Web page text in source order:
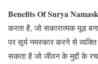
Benefits Of Surya
करता है, जो सकारात्मक मूड
पर सूर्य नमस्कार करने से
सकता है जो जीवन के मुद्दों के